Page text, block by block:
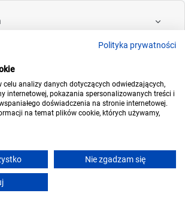
Polityka prywatności
celu analizy danych dotyczących odwiedzających,
internetowej, pokazania spersonalizowanych treści i
doświadczenia na stronie internetowej.
na temat plików cookie, których używamy,
Nie zgadzam się